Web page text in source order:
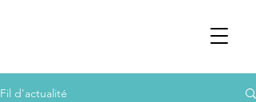
Fil d'actualité